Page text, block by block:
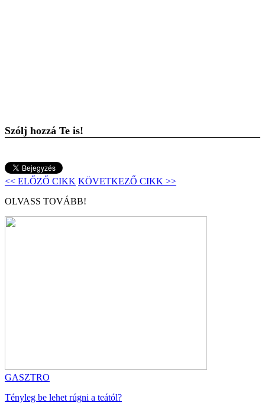
Szólj hozzá Te is!
<< ELŐZŐ CIKK KÖVETKEZŐ CIKK >>
OLVASS TOVÁBB!
GASZTRO
Tényleg be lehet rúgni a teától?